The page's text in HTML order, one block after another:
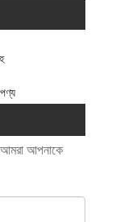
আমরা আপনাকে